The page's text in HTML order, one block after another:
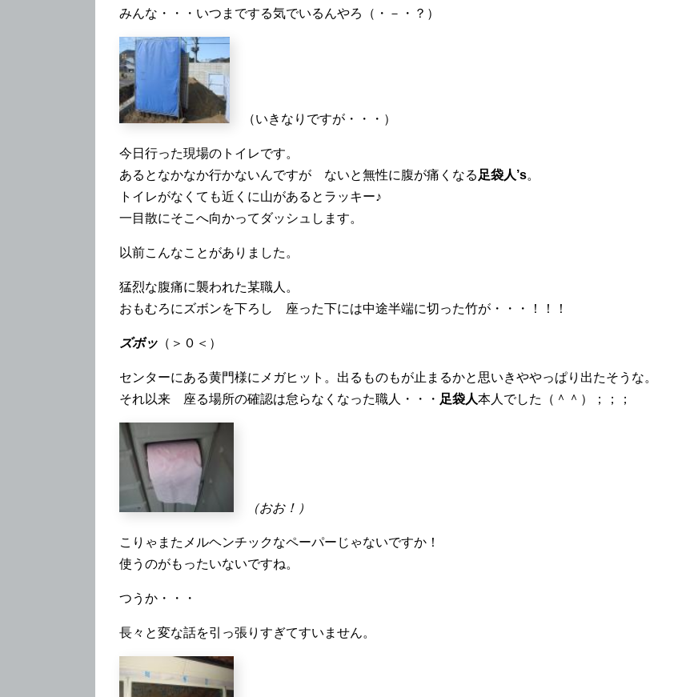
みんな・・・いつまでする気でいるんやろ（・－・？）
（いきなりですが・・・）
今日行った現場のトイレです。
あるとなかなか行かないんですが ないと無性に腹が痛くなる 足袋人’s。
トイレがなくても近くに山があるとラッキー♪
一目散にそこへ向かってダッシュします。
以前こんなことがありました。
猛烈な腹痛に襲われた某職人。
おもむろにズボンを下ろし 座った下には中途半端に切った竹が・・・！！！
ズボッ （＞０＜）
センターにある黄門様にメガヒット。出るものもが止まるかと思いきややっぱり出たそうな。
それ以来 座る場所の確認は怠らなくなった職人・・・ 足袋人本人でした（＾＾）；；；
（おお！）
こりゃまたメルヘンチックなペーパーじゃないですか！
使うのがもったいないですね。
つうか・・・
長々と変な話を引っ張りすぎてすいません。